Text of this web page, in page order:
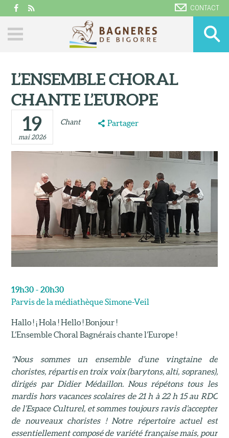
CONTACT
L’ENSEMBLE CHORAL
CHANTE L’EUROPE
19
mai 2026
Chant Partager
19h30 - 20h30
Parvis de la médiathèque Simone-Veil
Hallo ! ¡ Hola ! Hello ! Bonjour !
L’Ensemble Choral Bagnérais chante l’Europe !
"Nous sommes un ensemble d’une vingtaine de
choristes, répartis en troix voix (barytons, alti, sopranes),
dirigés par Didier Médaillon. Nous répétons tous les
mardis hors vacances scolaires de 21 h à 22 h 15 au RDC
de l’Espace Culturel, et sommes toujours ravis d’accepter
de nouveaux choristes ! Notre répertoire actuel est
essentiellement composé de variété française mais, pour